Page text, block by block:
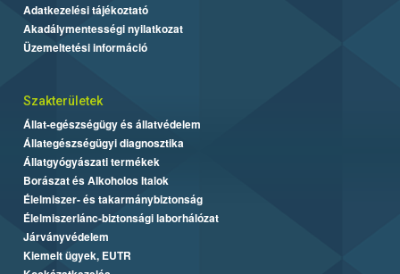
Adatkezelési tájékoztató
Akadálymentességi nyilatkozat
Üzemeltetési információ
Szakterületek
Állat-egészségügy és állatvédelem
Állategészségügyi diagnosztika
Állatgyógyászati termékek
Borászat és Alkoholos Italok
Élelmiszer- és takarmánybiztonság
Élelmiszerlánc-biztonsági laborhálózat
Járványvédelem
Kiemelt ügyek, EUTR